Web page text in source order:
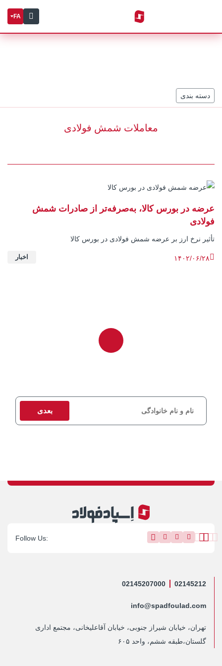
FA
دسته بندی
معاملات شمش فولادی
عرضه در بورس کالا، به‌صرفه‌تر از صادرات شمش
فولادی
تأثیر نرخ ارز بر عرضه شمش فولادی در بورس کالا
۱۴۰۲/۰۶/۲۸ اخبار
بعدی
02145212
02145207000
info@spadfoulad.com
تهران، خیابان شیراز جنوبی، خیابان آقاعلیخانی، مجتمع اداری
گلستان،طبقه ششم، واحد ۶۰۵